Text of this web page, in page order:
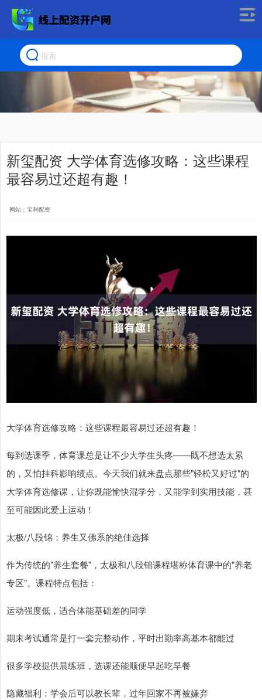
新玺配资 大学体育选修攻略：这些课程
最容易过还超有趣！
网站：宝利配资
大学体育选修攻略：这些课程最容易过还超有趣！
每到选课季，体育课总是让不少大学生头疼——既不想选太累
的，又怕挂科影响绩点。今天我们就来盘点那些"轻松又好过"的
大学体育选修课，让你既能愉快混学分，又能学到实用技能，甚
至可能因此爱上运动！
太极/八段锦：养生又佛系的绝佳选择
作为传统的"养生套餐"，太极和八段锦课程堪称体育课中的"养老
专区"。课程特点包括：
运动强度低，适合体能基础差的同学
期末考试通常是打一套完整动作，平时出勤率高基本都能过
很多学校提供晨练班，选课还能顺便早起吃早餐
隐藏福利：学会后可以教长辈，过年回家不再被嫌弃